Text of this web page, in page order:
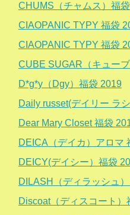
CHUMS（チャムス）福
CIAOPANIC TYPY 福袋
CIAOPANIC TYPY 福袋
CUBE SUGAR（キュー
D*g*y（Dgy）福袋 2019
Daily russet(デイリー ラ
Dear Mary Closet 福袋
DEICA（デイカ）アロマ
DEICY(デイシー）福袋
DILASH（ディラッシュ
Discoat（ディスコート）